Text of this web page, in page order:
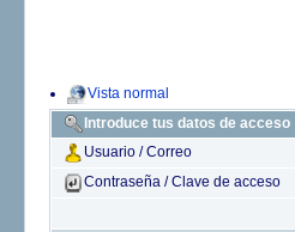
Vista normal
Introduce tus datos de acceso
Usuario / Correo
Contraseña / Clave de acceso